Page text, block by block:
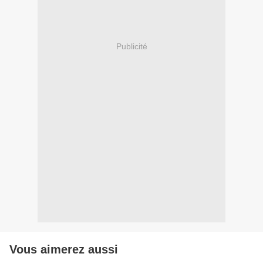
Publicité
Vous aimerez aussi